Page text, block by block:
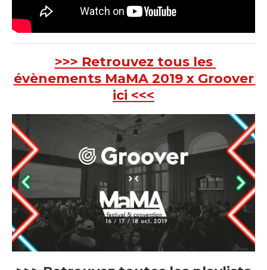
>>> Retrouvez tous les
évènements MaMA 2019 x Groover
ici <<<